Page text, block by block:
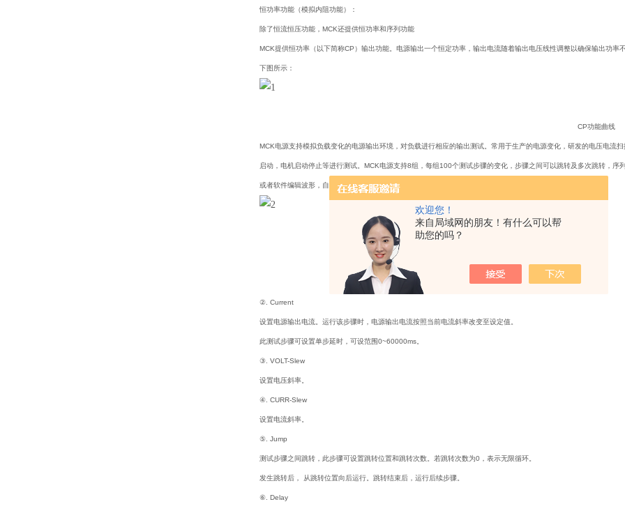
欢迎您！
来自局域网的朋友！有什么可以帮
助您的吗？
恒功率功能（模拟内阻功能）：
除了恒流恒压功能，MCK还提供恒功率和序列功能
MCK提供恒功率（以下简称CP）输出功能。电源输出一个恒定功率，输出电流随着输出电压线性调整以确保输出功
下图所示：
CP功能曲线
MCK电源支持模拟负载变化的电源输出环境，对负载进行相应的输出测试。常用于生产的电源变化，研发的电压电流
启动，电机启动停止等进行测试。MCK电源支持8组，每组100个测试步骤的变化，步骤之间可以跳转及多次跳转，
或者软件编辑波形，自动生成相应的测试程序。
单步延时与设定时间
②. Current
设置电源输出电流。运行该步骤时，电源输出电流按照当前电流斜率改变至设定值。
此测试步骤可设置单步延时，可设范围0~60000ms。
③. VOLT-Slew
设置电压斜率。
④. CURR-Slew
设置电流斜率。
⑤. Jump
测试步骤之间跳转，此步骤可设置跳转位置和跳转次数。若跳转次数为0，表示无限循环。
发生跳转后， 从跳转位置向后运行。跳转结束后，运行后续步骤。
⑥. Delay